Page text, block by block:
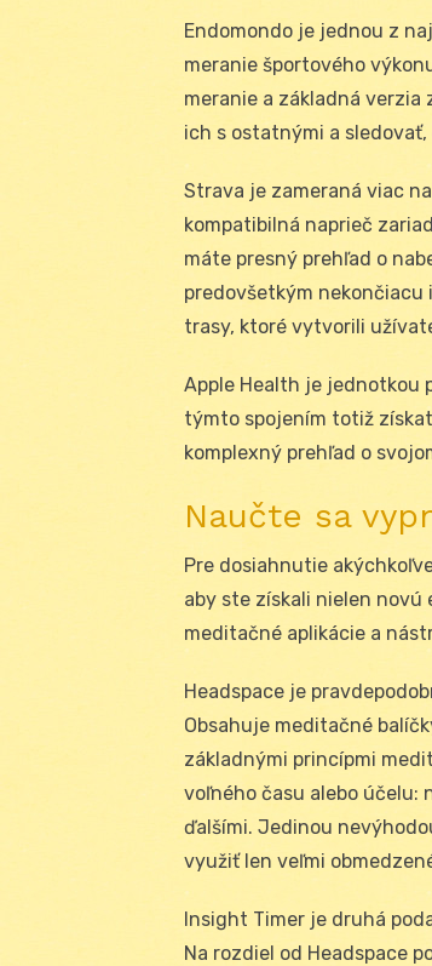
Endomondo je jednou z
meranie športového
meranie a základná verzia
ich s ostatnými a
Strava je zameraná viac
kompatibilná naprieč
máte presný prehľad o
predovšetkým nekončiacu
trasy, ktoré vytvorili
Apple Health je jednotkou
týmto spojením totiž
komplexný prehľad o
Naučte sa
Pre dosiahnutie
aby ste získali nielen novú
meditačné aplikácie a
Headspace je
Obsahuje meditačné
základnými princípmi
voľného času alebo účelu:
ďalšími. Jedinou
využiť len veľmi
Insight Timer je druhá
Na rozdiel od Headspace